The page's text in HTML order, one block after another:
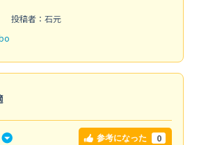
投稿者：石元
参考になった 0